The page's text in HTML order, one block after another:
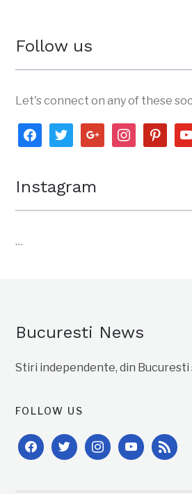
Follow us
Let's connect on any of these
facebooktwittergoogleinstagrampinterest
Instagram
…
Bucuresti News
Stiri independente, din Bucuresti
FOLLOW US
facebooktwitterinstagramyoutube
rss